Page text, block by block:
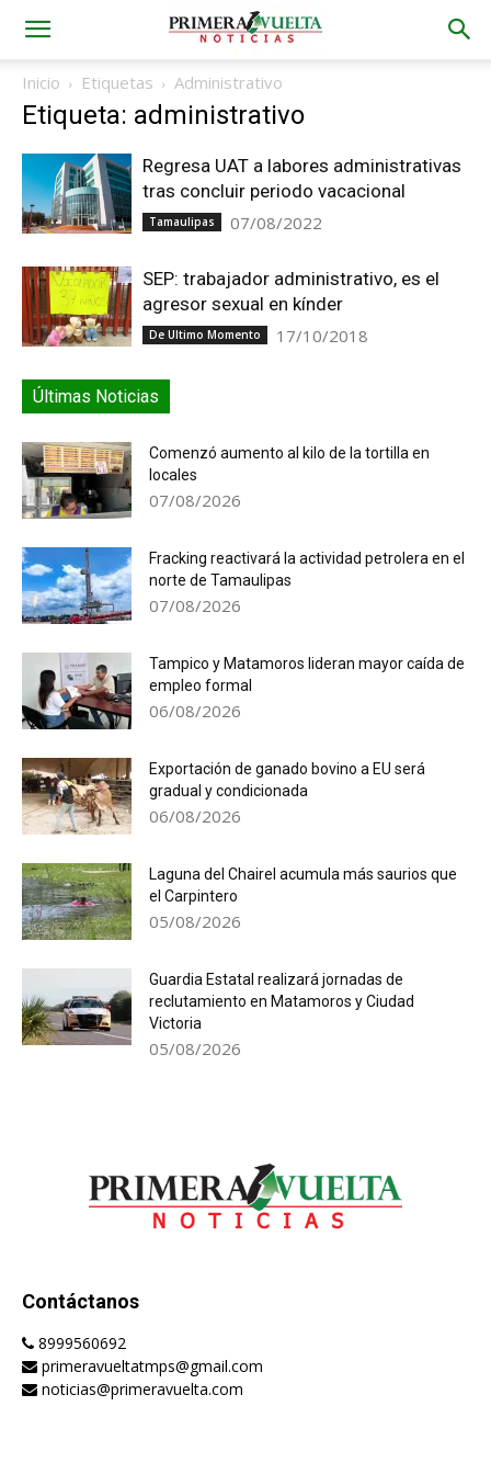
Inicio Etiquetas Administrativo
Etiqueta: administrativo
Regresa UAT a labores administrativas
tras concluir periodo vacacional
Tamaulipas 07/08/2022
SEP: trabajador administrativo, es el
agresor sexual en kínder
De Ultimo Momento 17/10/2018
Últimas Noticias
Comenzó aumento al kilo de la tortilla en
locales
07/08/2026
Fracking reactivará la actividad petrolera en el
norte de Tamaulipas
07/08/2026
Tampico y Matamoros lideran mayor caída de
empleo formal
06/08/2026
Exportación de ganado bovino a EU será
gradual y condicionada
06/08/2026
Laguna del Chairel acumula más saurios que
el Carpintero
05/08/2026
Guardia Estatal realizará jornadas de
reclutamiento en Matamoros y Ciudad
Victoria
05/08/2026
Contáctanos
8999560692
primeravueltatmps@gmail.com
noticias@primeravuelta.com